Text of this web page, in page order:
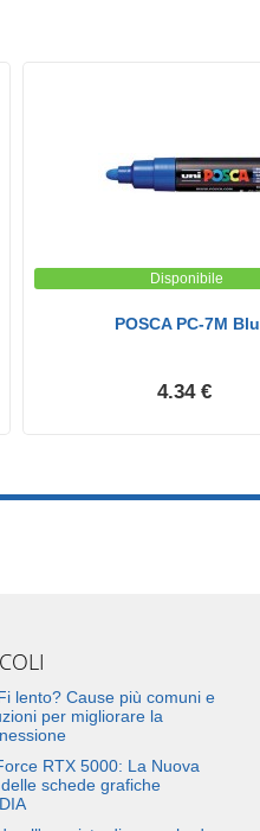
Disponibile
POSCA PC-7M Blu
4.34 €
lento? Cause più comuni e
per migliorare la
RTX 5000: La Nuova
schede grafiche